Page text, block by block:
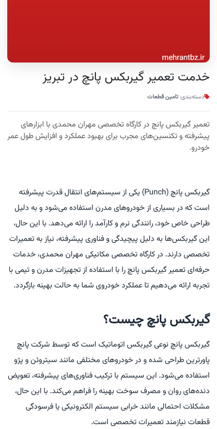
خدمت تعمیر گیربکس پانچ در تبریز
دسته‌بندی: تامین قطعات
تعمیر گیربکس پانچ در کارگاه تخصصی مهران محمدی با ابزارهای
پیشرفته و تکنسین‌های مجرب برای بهبود عملکرد و افزایش طول عمر
خودرو.
گیربکس پانچ (Punch) یکی از سیستم‌های انتقال قدرت پیشرفته
است که در بسیاری از خودروهای مدرن استفاده می‌شود و به دلیل
طراحی خاص خود، رانندگی نرم و کارآمد را ارائه می‌دهد. با این حال،
این گیربکس‌ها به دلیل پیچیدگی و فناوری پیشرفته، نیاز به تعمیرات
تخصصی دارند. در کارگاه تخصصی مکانیکی مهران محمدی، خدمات
حرفه‌ای تعمیر گیربکس پانچ را با استفاده از تجهیزات مدرن و تیمی با
تجربه ارائه می‌دهیم تا عملکرد خودروی شما به حالت بهینه بازگردد.
گیربکس پانچ چیست؟
گیربکس پانچ نوعی گیربکس اتوماتیک است که توسط شرکت پانچ
پاورترین طراحی شده و در خودروهای مختلفی مانند سیتروئن و پژو
استفاده می‌شود. این سیستم با ترکیب فناوری‌های پیشرفته، تعویض
دنده‌های روان و مصرف سوخت بهینه را فراهم می‌کند. با این حال،
مشکلات احتمالی مانند خرابی سیستم الکترونیکی یا فرسودگی
قطعات نیازمند تعمیرات تخصصی است.